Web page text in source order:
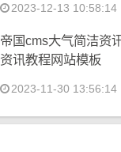
2023-12-13 10:58:14
帝国cms大气简洁资
资讯教程网站模板
2023-11-30 13:56:14